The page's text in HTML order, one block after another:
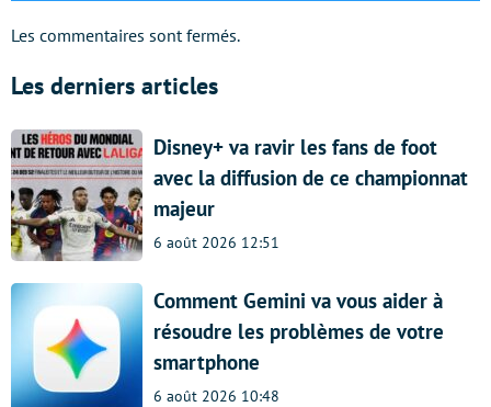
Les commentaires sont fermés.
Les derniers articles
Disney+ va ravir les fans de foot
avec la diffusion de ce championnat
majeur
6 août 2026 12:51
Comment Gemini va vous aider à
résoudre les problèmes de votre
smartphone
6 août 2026 10:48